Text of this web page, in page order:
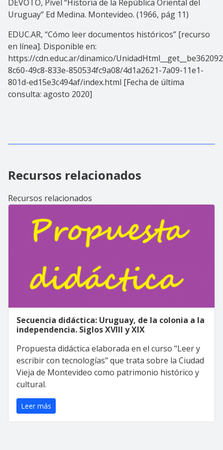
DEVOTO, Pivel “Historia de la República Oriental del
Uruguay” Ed Medina. Montevideo. (1966, pág 11)
EDUC.AR, “Cómo leer documentos históricos” [recurso
en línea]. Disponible en:
https://cdn.educ.ar/dinamico/
8c60-49c8-833e-850534fc9a08/4d1a2621-7a09-11e1-
801d-ed15e3c494af/index.html [Fecha de última
consulta: agosto 2020]
Recursos relacionados
Recursos relacionados
Secuencia didáctica: Uruguay, de la colonia a la
independencia. Siglos XVIII y XIX
Propuesta didáctica elaborada en el curso "Leer y
escribir con tecnologías" que trata sobre la Ciudad
Vieja de Montevideo como patrimonio histórico y
cultural.
Leer más